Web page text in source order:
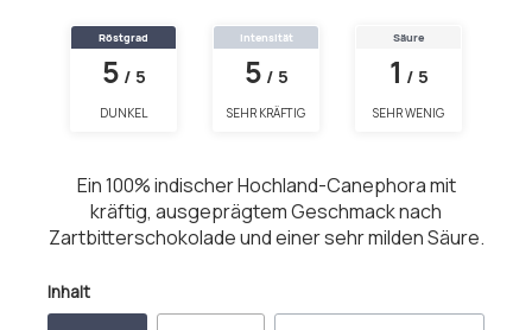
Röstgrad
5 / 5
DUNKEL
Intensität
5 / 5
SEHR KRÄFTIG
Säure
1 / 5
SEHR WENIG
Ein 100% indischer Hochland-Canephora mit
kräftig, ausgeprägtem Geschmack nach
Zartbitterschokolade und einer sehr milden Säure.
Inhaltauswählen